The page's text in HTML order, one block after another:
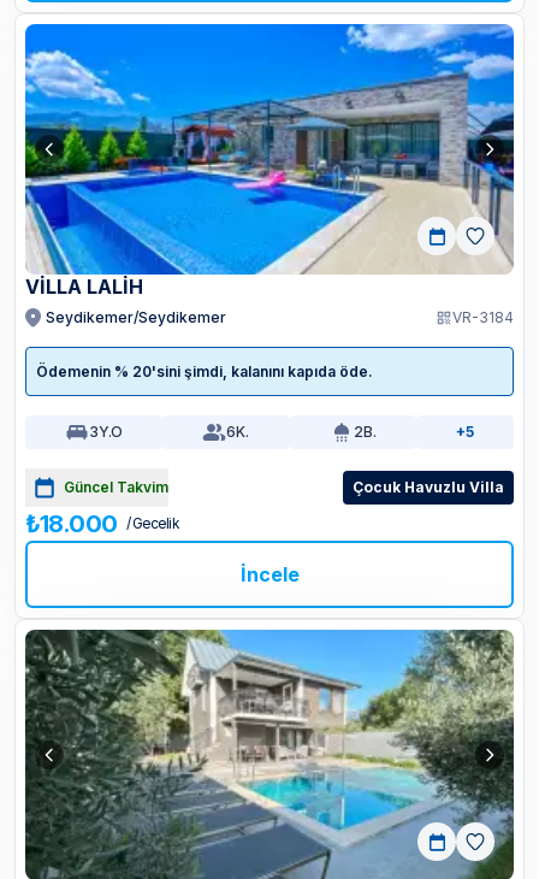
VİLLA LALİH
Seydikemer/Seydikemer VR-3184
Ödemenin % 20'sini şimdi, kalanını kapıda öde.
3Y.O 6K. 2B. +5
Güncel Takvim Çocuk Havuzlu Villa
₺18.000 / Gecelik
İncele